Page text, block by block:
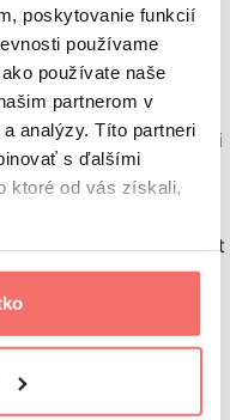
poskytovanie funkcií
používame
používate naše
partnerom v
analýzy. Títo partneri
s ďalšími
ktoré od vás získali,
komunikáciu
detailnejších notifikácii
týmito zmenami
a znížiť tak počet
Google chce
získať dobré